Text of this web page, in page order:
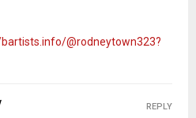
@rodneytown323?
REPLY